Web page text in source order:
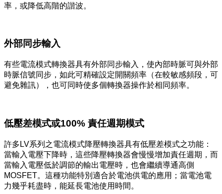
率，或降低高階的諧波。
外部同步輸入
有些電流模式轉換器具有外部同步輸入，使內部時脈可與外部
時脈信號同步，如此可精確設定開關頻率（在較敏感頻段，可
避免雜訊），也可同時使多個轉換器操作於相同頻率。
低壓差模式或100% 責任週期模式
許多LV系列之電流模式降壓轉換器具有低壓差模式之功能：
當輸入電壓下降時，這些降壓轉換器會慢慢增加責任週期，而
當輸入電壓低於調節的輸出電壓時，也會繼續導通高側
MOSFET。這種功能特別適合於電池供電的應用；當電池電
力幾乎耗盡時，能延長電池使用時間。